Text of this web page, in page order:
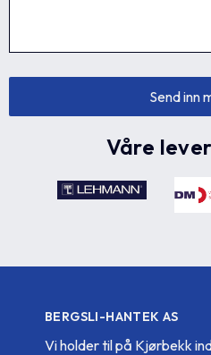
Våre
BERGSLI-HANTEK AS
Vi holder til på Kjørbekk